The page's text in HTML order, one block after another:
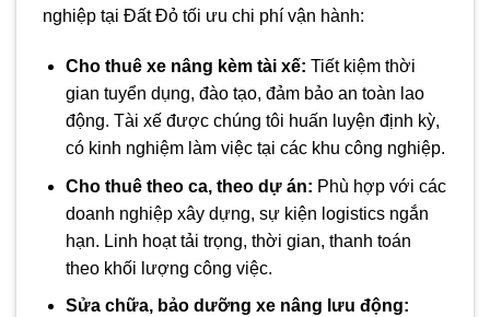
nghiệp tại Đất Đỏ tối ưu chi phí vận hành:
Cho thuê xe nâng kèm tài xế: Tiết kiệm thời
gian tuyển dụng, đào tạo, đảm bảo an toàn lao
động. Tài xế được chúng tôi huấn luyện định kỳ,
có kinh nghiệm làm việc tại các khu công nghiệp.
Cho thuê theo ca, theo dự án: Phù hợp với các
doanh nghiệp xây dựng, sự kiện logistics ngắn
hạn. Linh hoạt tải trọng, thời gian, thanh toán
theo khối lượng công việc.
Sửa chữa, bảo dưỡng xe nâng lưu động: